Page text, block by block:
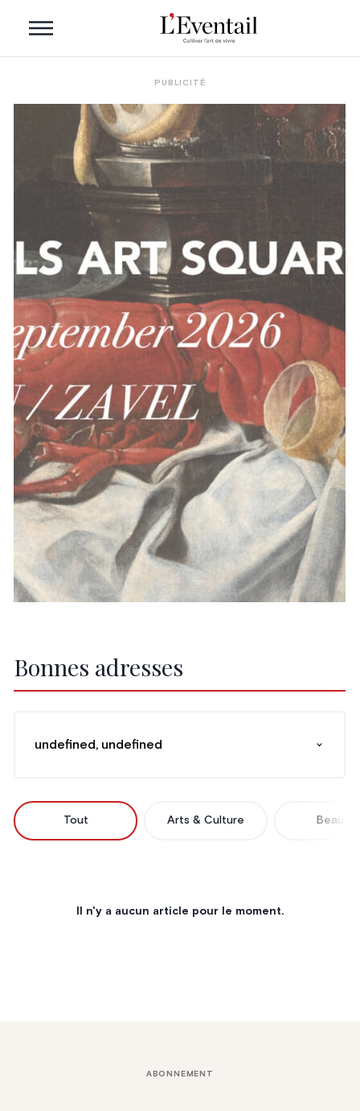
PUBLICITÉ
Bonnes adresses
undefined, undefined
Tout Arts & Culture Beauté
Il n'y a aucun article pour le moment.
ABONNEMENT